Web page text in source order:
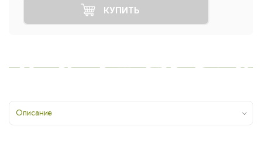
КУПИТЬ
Описание